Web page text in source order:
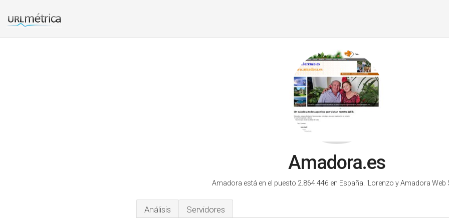
Amadora.es
Amadora está en el puesto 2.864.446 en España. 'Lorenzo y Amadora Web
Análisis Servidores